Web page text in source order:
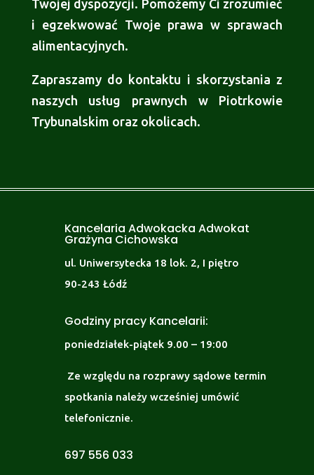
Twojej dyspozycji. Pomożemy Ci zrozumieć
i egzekwować Twoje prawa w sprawach
alimentacyjnych.
Zapraszamy do kontaktu i skorzystania z
naszych usług prawnych w Piotrkowie
Trybunalskim oraz okolicach.
Kancelaria Adwokacka Adwokat
Grażyna Cichowska
ul. Uniwersytecka 18 lok. 2, I piętro
90-243 Łódź
Godziny pracy Kancelarii:
poniedziałek-piątek 9.00 – 19:00
Ze względu na rozprawy sądowe termin
spotkania należy wcześniej umówić
telefonicznie.
697 556 033